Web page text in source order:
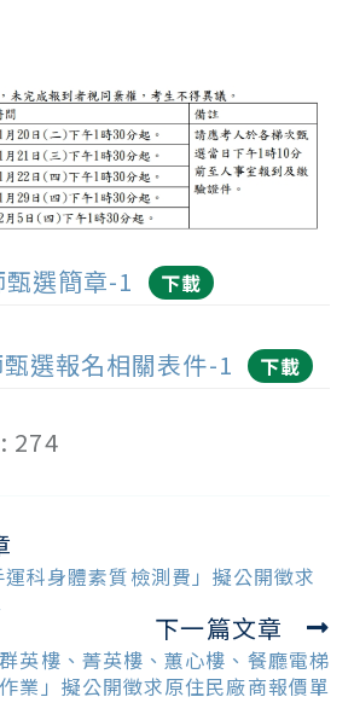
選簡章-1 下載
選報名相關表件-1 下載
274
運科身體素質檢測費」擬公開徵求
下一篇文章
英樓、菁英樓、蕙心樓、餐廳電梯
作業」擬公開徵求原住民廠商報價單